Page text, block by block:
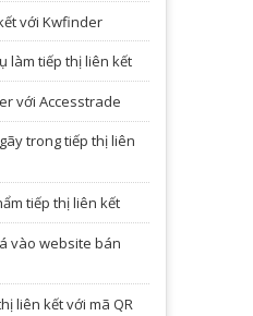
với Kwfinder
làm tiếp thị liên kết
với Accesstrade
trong tiếp thị liên
tiếp thị liên kết
vào website bán
liên kết với mã QR